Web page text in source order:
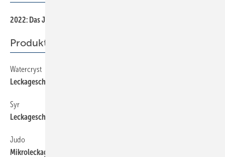
2022: Das Jahr der Veränderung
Produkte
Watercryst
Leckageschutz als Einzelmodul
Syr
Leckageschutz mit Filter­flansch
Judo
Mikroleckageschutzsystem